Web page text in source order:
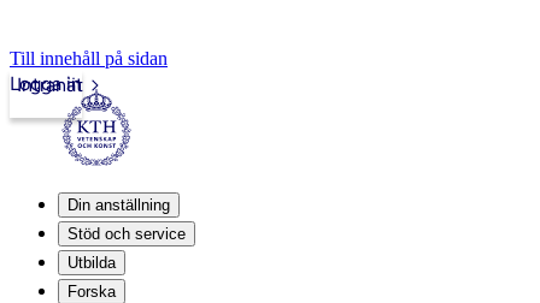
Till innehåll på sidan
Intranät
Logga in
Din anställning
Stöd och service
Utbilda
Forska